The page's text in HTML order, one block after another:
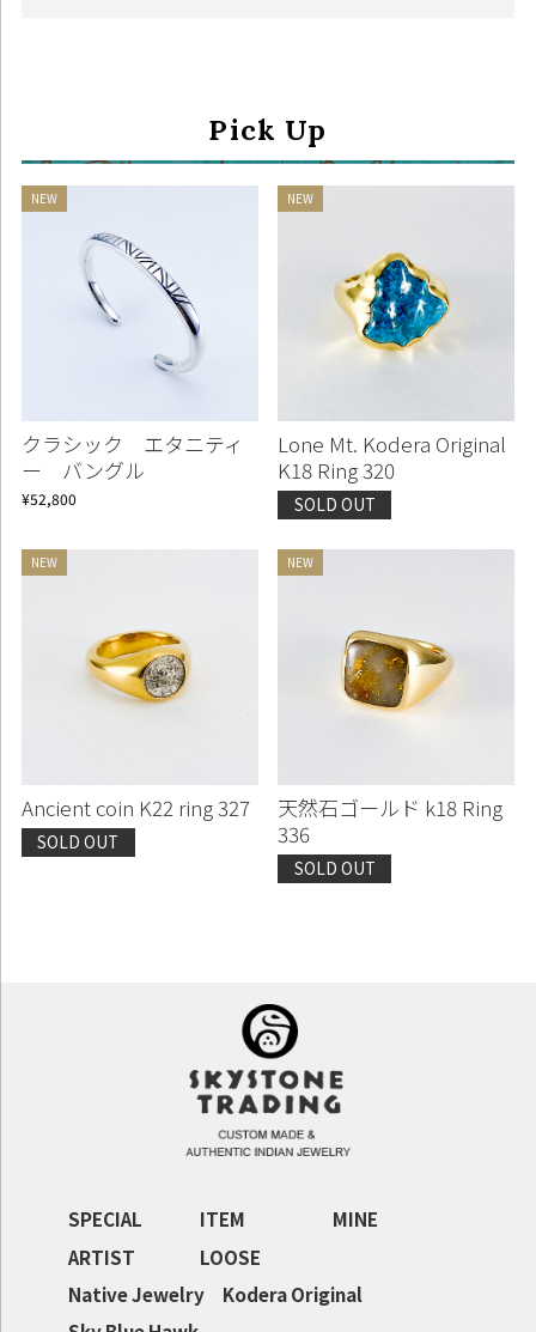
Pick Up
クラシック エタニティ
ー バングル
¥52,800
Lone Mt. Kodera Original
K18 Ring 320
SOLD OUT
Ancient coin K22 ring 327
SOLD OUT
天然石ゴールド k18 Ring
336
SOLD OUT
SPECIAL ITEM
MINE
ARTIST
LOOSE
Native Jewelry
Kodera Original